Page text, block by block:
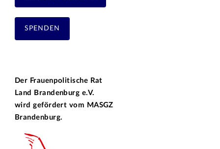
SPENDEN
Der Frauenpolitische Rat
Land Brandenburg e.V.
wird gefördert vom MASGZ
Brandenburg.